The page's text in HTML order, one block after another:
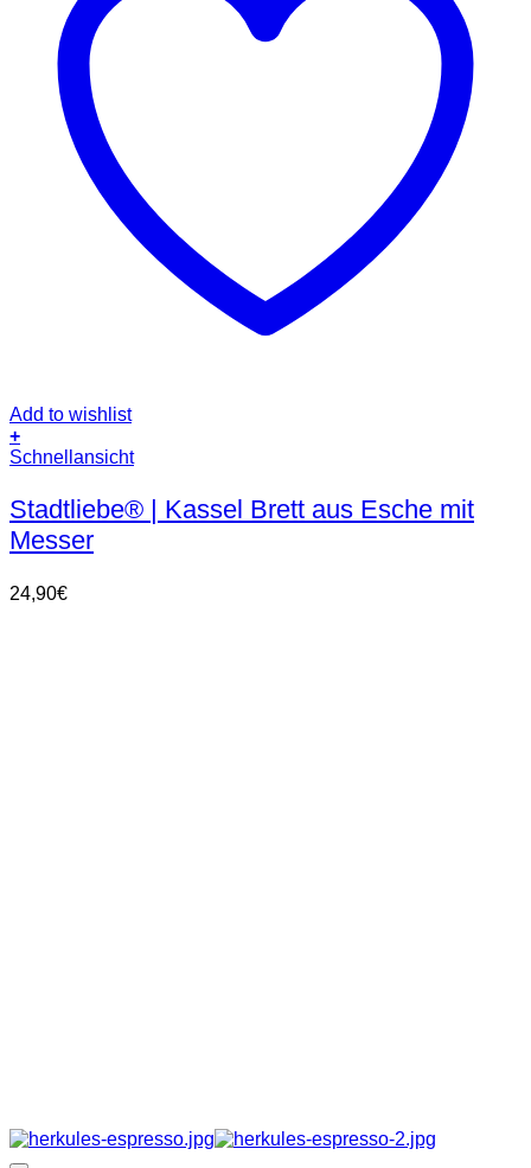
Add to wishlist
+
Schnellansicht
Stadtliebe® | Kassel Brett aus Esche mit
Messer
24,90€